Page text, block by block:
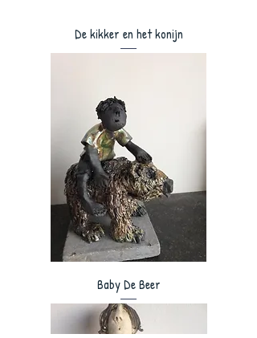
De kikker en het konijn
Baby De Beer